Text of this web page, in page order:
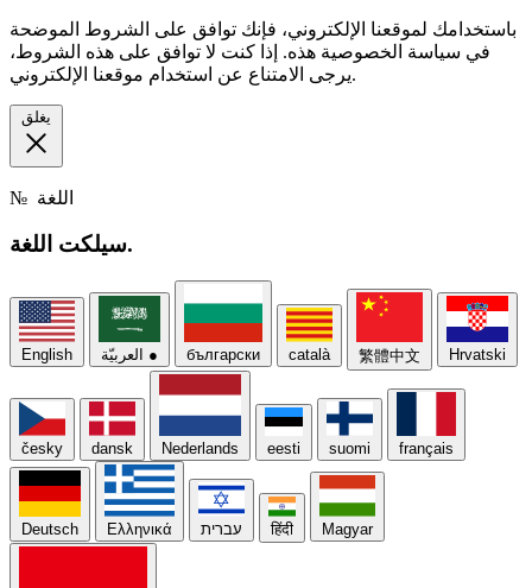
باستخدامك لموقعنا الإلكتروني، فإنك توافق على الشروط الموضحة
في سياسة الخصوصية هذه. إذا كنت لا توافق على هذه الشروط،
يرجى الامتناع عن استخدام موقعنا الإلكتروني.
يغلق
№ اللغة
سيلكتاللغة.
English العربيّة ● български català 繁體中文 Hrvatski
česky dansk Nederlands eesti suomi français
Deutsch Ελληνικά עברית हिंदी Magyar